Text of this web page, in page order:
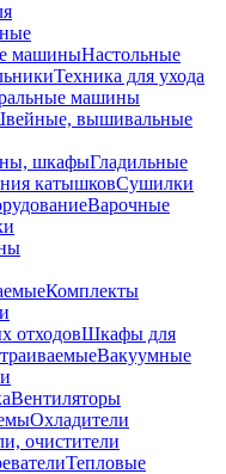
машиныНастольные
Техника для ухода
машины
вышивальные
шкафыГладильные
катышковСушилки
Варочные
Комплекты
отходовШкафы для
Вакуумные
Вентиляторы
Охладители
очистители
Тепловые